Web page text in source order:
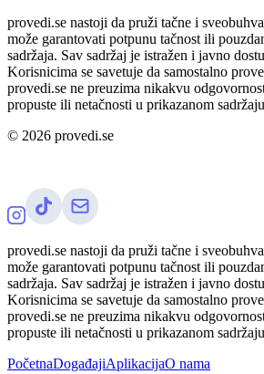
provedi.se nastoji da pruži tačne i
može garantovati potpunu tačnost ili
sadržaja. Sav sadržaj je istražen i javno
Korisnicima se savetuje da samostalno
provedi.se ne preuzima nikakvu
propuste ili netačnosti u prikazanom
© 2026 provedi.se
provedi.se nastoji da pruži tačne i
može garantovati potpunu tačnost ili
sadržaja. Sav sadržaj je istražen i javno
Korisnicima se savetuje da samostalno
provedi.se ne preuzima nikakvu
propuste ili netačnosti u prikazanom
PočetnaDogađajiAplikacijaO nama